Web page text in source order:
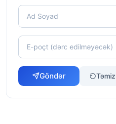
Göndər